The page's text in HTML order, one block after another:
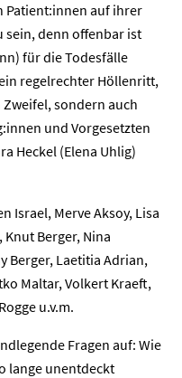
Patient:innen auf ihrer
sein, denn offenbar ist
für die Todesfälle
regelrechter Höllenritt,
sondern auch
und Vorgesetzten
Heckel (Elena Uhlig)
Israel, Merve Aksoy, Lisa
Berger, Nina
Berger, Laetitia Adrian,
Maltar, Volkert Kraeft,
u.v.m.
Fragen auf: Wie
lange unentdeckt